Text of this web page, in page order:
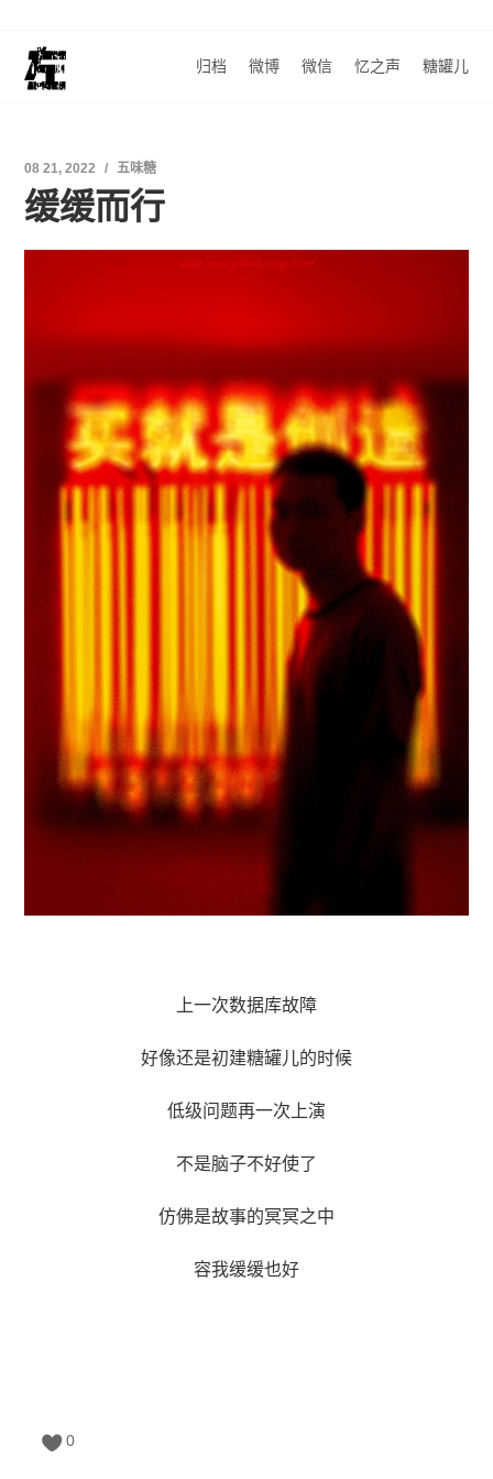
归档 微博 微信 忆之声 糖罐儿
08 21, 2022 五味糖
缓缓而行
上一次数据库故障
好像还是初建糖罐儿的时候
低级问题再一次上演
不是脑子不好使了
仿佛是故事的冥冥之中
容我缓缓也好
0